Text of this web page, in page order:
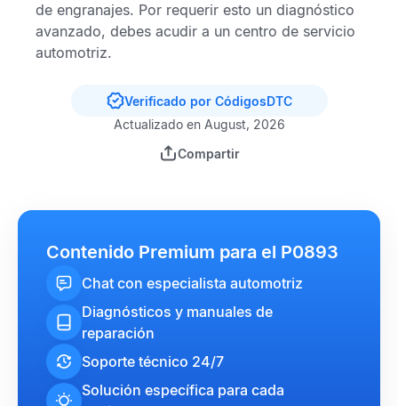
de engranajes. Por requerir esto un diagnóstico
avanzado, debes acudir a un centro de servicio
automotriz.
Verificado por CódigosDTC
Actualizado en August, 2026
Compartir
Contenido Premium para el P0893
Chat con especialista automotriz
Diagnósticos y manuales de
reparación
Soporte técnico 24/7
Solución específica para cada